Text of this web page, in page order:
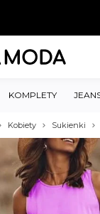
KOMPLETY
Kobiety Sukienki